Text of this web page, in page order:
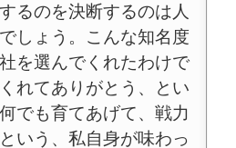
るのを決断するのは人
しょう。こんな知名度
を選んでくれたわけで
れてありがとう、とい
でも育てあげて、戦力
いう、私自身が味わっ